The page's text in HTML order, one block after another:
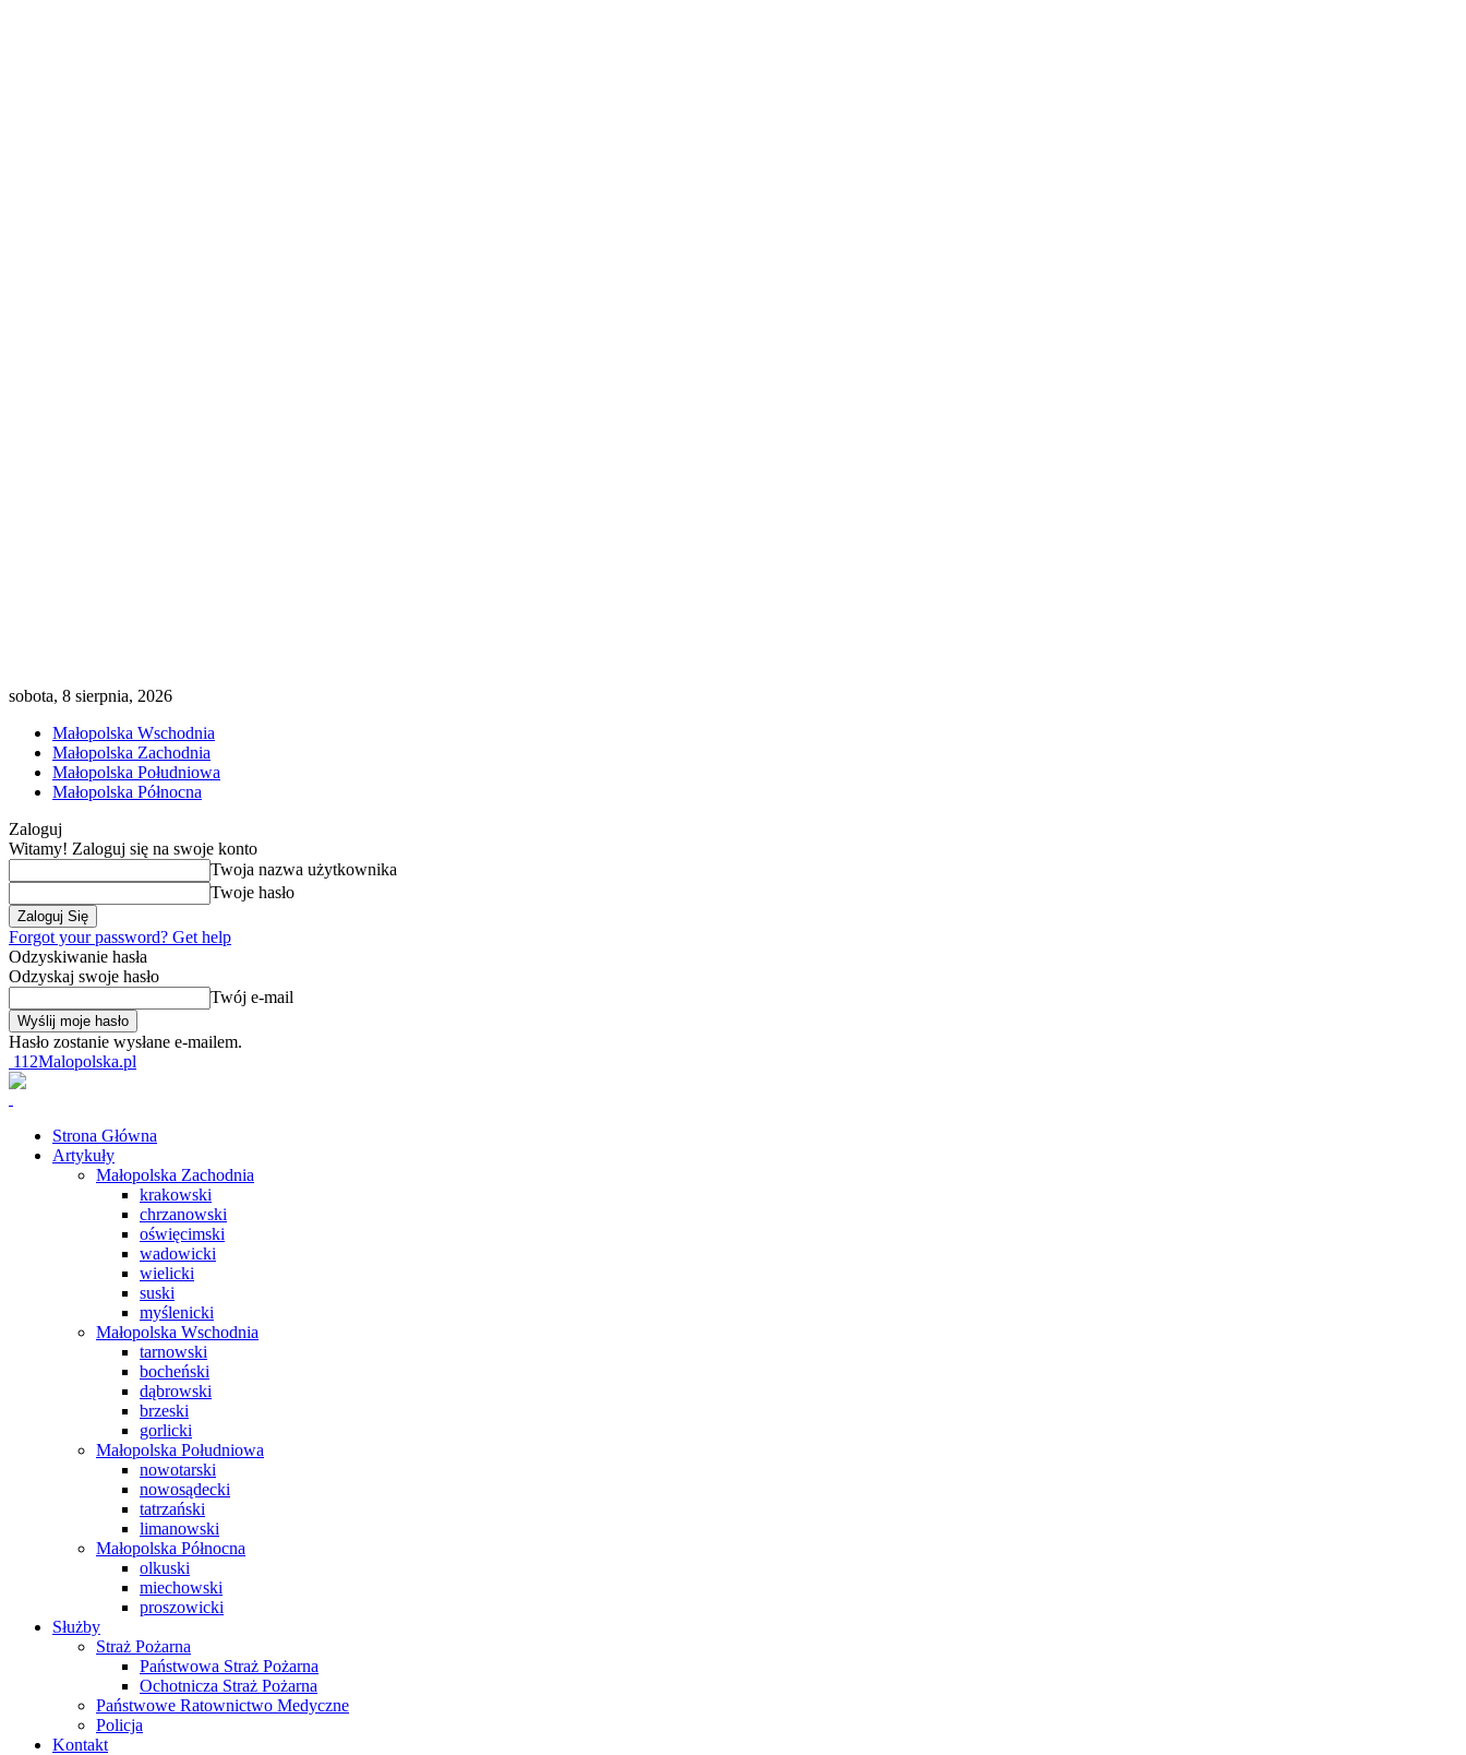
sobota, 8 sierpnia, 2026
Małopolska Wschodnia
Małopolska Zachodnia
Małopolska Południowa
Małopolska Północna
Zaloguj
Witamy! Zaloguj się na swoje konto
Twoja nazwa użytkownika
Twoje hasło
Forgot your password? Get help
Odzyskiwanie hasła
Odzyskaj swoje hasło
Twój e-mail
Hasło zostanie wysłane e-mailem.
112Malopolska.pl
Strona Główna
Artykuły
Małopolska Zachodnia
krakowski
chrzanowski
oświęcimski
wadowicki
wielicki
suski
myślenicki
Małopolska Wschodnia
tarnowski
bocheński
dąbrowski
brzeski
gorlicki
Małopolska Południowa
nowotarski
nowosądecki
tatrzański
limanowski
Małopolska Północna
olkuski
miechowski
proszowicki
Służby
Straż Pożarna
Państwowa Straż Pożarna
Ochotnicza Straż Pożarna
Państwowe Ratownictwo Medyczne
Policja
Kontakt